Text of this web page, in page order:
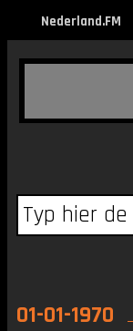
Nederland.FM
01-01-1970